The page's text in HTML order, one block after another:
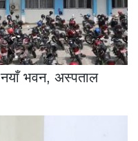
नयाँ भवन, अस्पताल